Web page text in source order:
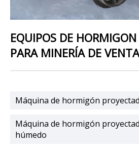
Máquina de hormigón
Máquina de hormigón
húmedo
EQUIPOS DE
PARA MINERÍA DE